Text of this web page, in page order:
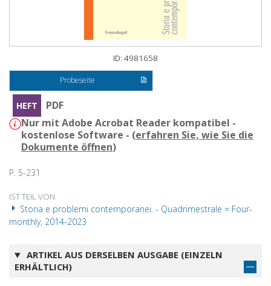
ID: 4981658
Probeseite
HEFT
PDF
Nur mit Adobe Acrobat Reader kompatibel -
kostenlose Software - (erfahren Sie, wie Sie die
Dokumente öffnen)
P. 5-231
IST TEIL VON
Storia e problemi contemporanei. - Quadrimestrale = Four-
monthly, 2014-2023
ARTIKEL AUS DERSELBEN AUSGABE (EINZELN
ERHÄLTLICH)